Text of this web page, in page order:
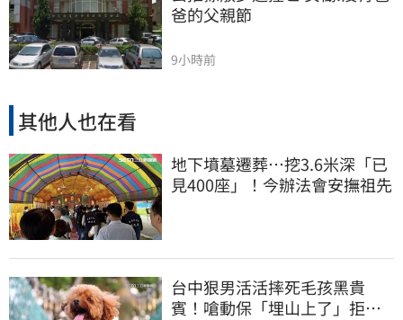
爸的父親節
9小時前
其他人也在看
地下墳墓遷葬…挖3.6米深「已
見400座」！今辦法會安撫祖先
台中狠男活活摔死毛孩黑貴
賓！嗆動保「埋山上了」拒交